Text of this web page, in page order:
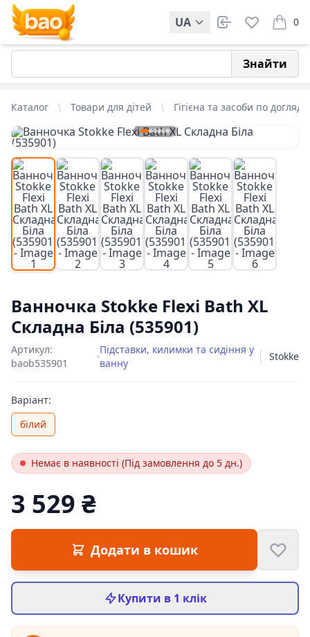
UA 0
items
Знайти
Каталог Товари для дітей Гігієна та засоби по догляду
Ванночка Stokke Flexi Bath XL
Складна Біла (535901)
Артикул:
baob535901
Підставки, килимки та сидіння у
ванну
Stokke
Варіант:
білий
Немає в наявності (Під замовлення до 5 дн.)
Цена:
3 529 ₴
Додати в кошик
Купити в 1 клік